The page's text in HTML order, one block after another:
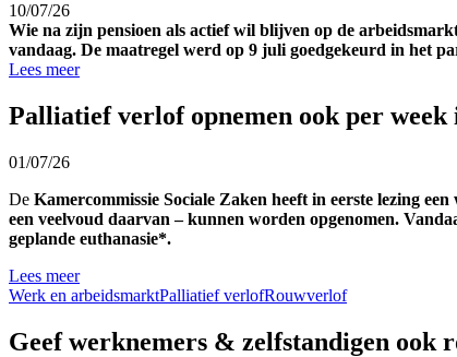
10/07/26
Wie na zijn pensioen als actief wil blijven op de
vandaag. De maatregel werd op 9 juli goedgekeurd in het
Lees meer
Palliatief verlof opnemen ook per week
01/07/26
De Kamercommissie Sociale Zaken heeft in eerste lezing
een veelvoud daarvan – kunnen worden opgenomen.
geplande euthanasie*.
Lees meer
Werk en arbeidsmarktPalliatief verlofRouwverlof
Geef werknemers & zelfstandigen ook